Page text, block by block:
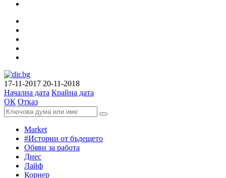
17-11-2017 20-11-2018
Начална дата Крайна дата
ОК Отказ
Market
#Истории от бъдещето
Обяви за работа
Днес
Лайф
Корнер